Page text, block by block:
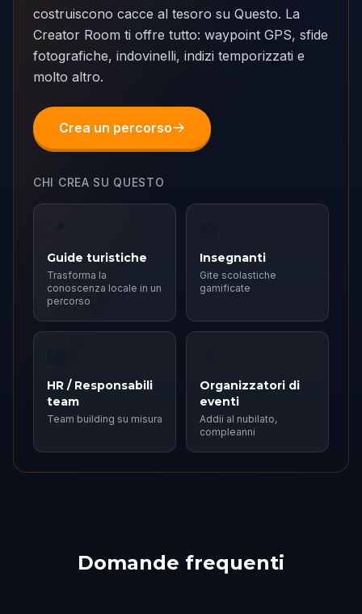
costruiscono cacce al tesoro su Questo. La
Creator Room ti offre tutto: waypoint GPS, sfide
fotografiche, indovinelli, indizi temporizzati e
molto altro.
Crea un percorso
CHI CREA SU QUESTO
Guide turistiche
Trasforma la
conoscenza locale in un
percorso
Insegnanti
Gite scolastiche
gamificate
HR / Responsabili
team
Team building su misura
Organizzatori di
eventi
Addii al nubilato,
compleanni
Domande frequenti